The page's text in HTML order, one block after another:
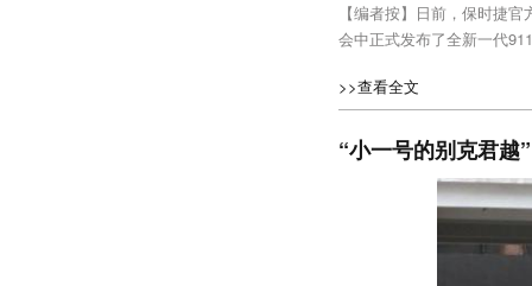
【编者按】日前，保时捷
会中正式发布了全新一代
>>查看全文
“小一号的别克君越